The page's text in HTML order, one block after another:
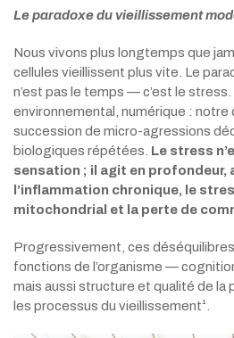
Le paradoxe du vieillissement
Nous vivons plus longtemps que
cellules vieillissent plus vite. Le
n’est pas le temps — c’est le stress.
environnemental, numérique : notre
succession de micro-agressions
biologiques répétées. Le stress
sensation ; il agit en profondeur,
l’inflammation chronique, le
mitochondrial et la perte de
Progressivement, ces
fonctions de l’organisme —
mais aussi structure et qualité de la
les processus du vieillissement¹.